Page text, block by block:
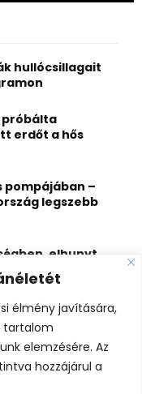
élmény javítására,
tartalom
elemzésére. Az
hozzájárul a
hullócsillagait
próbálta
erdőt a hős
pompájában –
legszebb
elhunyt
– videóval